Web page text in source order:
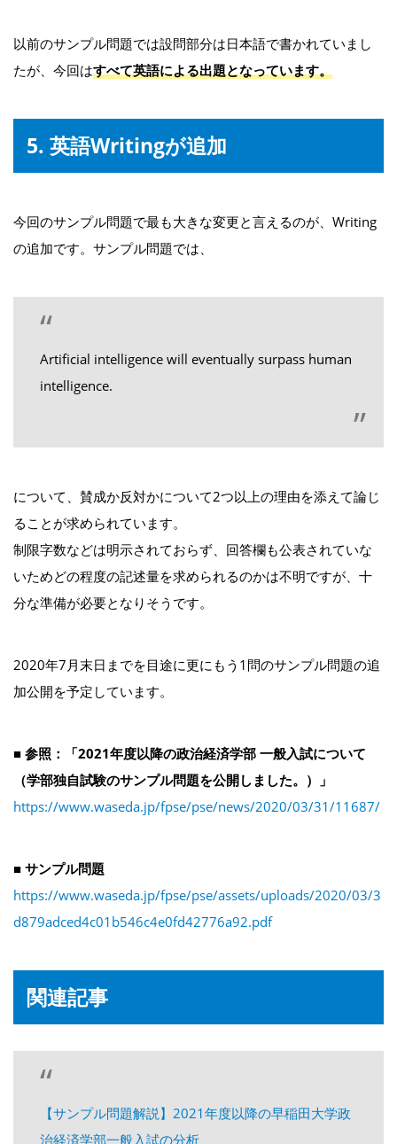
以前のサンプル問題では設問部分は日本語で書かれていまし
たが、今回はすべて英語による出題となっています。
5. 英語Writingが追加
今回のサンプル問題で最も大きな変更と言えるのが、Writing
の追加です。サンプル問題では、
Artificial intelligence will eventually surpass human
intelligence.
について、賛成か反対かについて2つ以上の理由を添えて論じ
ることが求められています。
制限字数などは明示されておらず、回答欄も公表されていな
いためどの程度の記述量を求められるのかは不明ですが、十
分な準備が必要となりそうです。
2020年7月末日までを目途に更にもう1問のサンプル問題の追
加公開を予定しています。
■ 参照：「2021年度以降の政治経済学部 一般入試について
（学部独自試験のサンプル問題を公開しました。）」
https://www.waseda.jp/fpse/pse/news/2020/03/31/11687/
■ サンプル問題
https://www.waseda.jp/fpse/pse/assets/uploads/2020/03/3
d879adced4c01b546c4e0fd42776a92.pdf
関連記事
【サンプル問題解説】2021年度以降の早稲田大学政
治経済学部一般入試の分析